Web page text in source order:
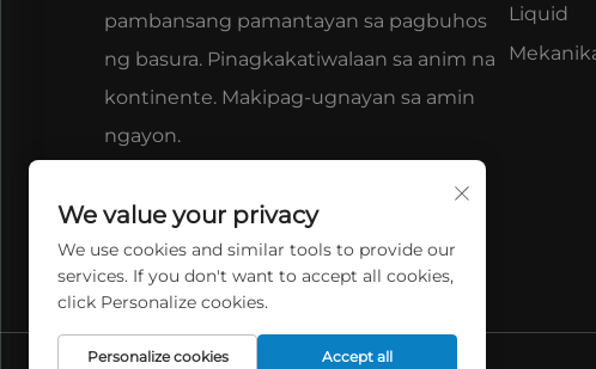
pambansang pamantayan sa pagbuhos
ng basura. Pinagkakatiwalaan sa anim na
kontinente. Makipag-ugnayan sa amin
ngayon.
Liquid
We value your privacy
We use cookies and similar tools to provide our
services. If you don't want to accept all cookies,
click Personalize cookies.
Personalize cookies Accept all